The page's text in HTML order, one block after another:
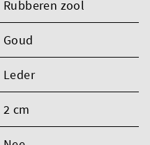
Rubberen zool
Goud
Leder
2 cm